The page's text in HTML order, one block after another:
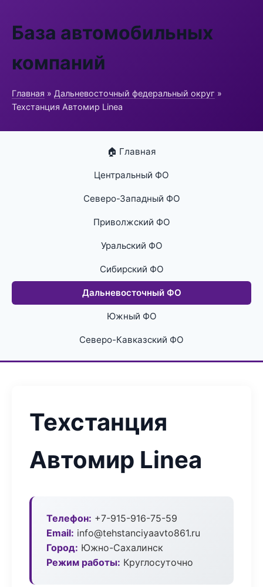
База автомобильных
компаний
Главная » Дальневосточный федеральный округ »
Техстанция Автомир Linea
🏠 Главная
Центральный ФО
Северо-Западный ФО
Приволжский ФО
Уральский ФО
Сибирский ФО
Дальневосточный ФО
Южный ФО
Северо-Кавказский ФО
Техстанция
Автомир Linea
Телефон: +7-915-916-75-59
Email: info@tehstanciyaavto861.ru
Город: Южно-Сахалинск
Режим работы: Круглосуточно